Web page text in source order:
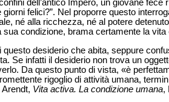
dell’antico Impero, un giovane
giorni felici?”. Nel proporre questo
né alla ricchezza, né al potere
sua condizione, brama certamente la
desiderio che abita, seppure
Se infatti il desiderio non trova un
Da questo punto di vista, «è
rigoglio di attività umana,
Vita activa. La condizione umana,